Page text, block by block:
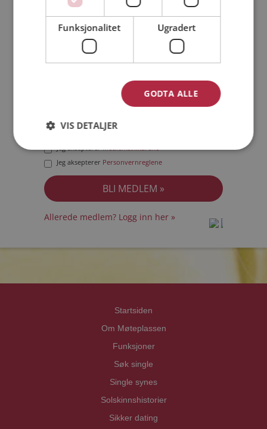
Min alder:
Jeg akseptererMedlemsvilkårene
Jeg aksepterer Personvernreglene
Allerede medlem? Logg inn her »
Startsiden
Om Møteplassen
Funksjoner
Søk single
Single synes
Solskinnshistorier
Sikker dating
Funksjonalitet Ugradert
GODTA ALLE
VIS DETALJER